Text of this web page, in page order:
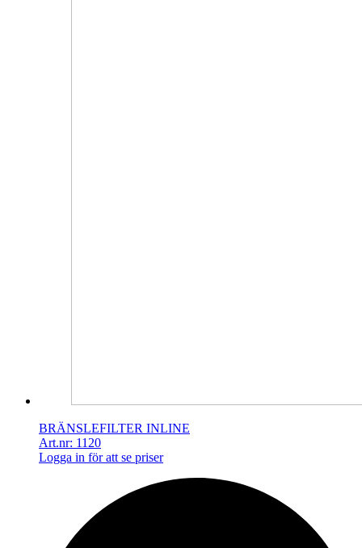
BRÄNSLEFILTER INLINE
Art.nr: 1120
Logga in för att se priser